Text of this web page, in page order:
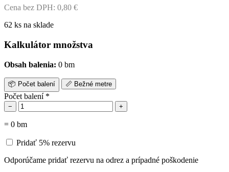
Cena bez DPH: 0,80 €
62 ks na sklade
Kalkulátor množstva
Obsah balenia: 0 bm
📦 Počet balení 📏 Bežné metre
Počet balení *
− +
= 0 bm
Pridať 5% rezervu
Odporúčame pridať rezervu na odrez a prípadné poškodenie